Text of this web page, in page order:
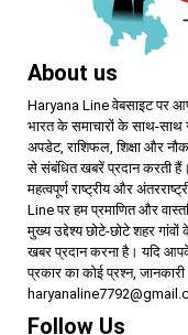
About us
Haryana Line वेबसाइट पर
भारत के समाचारों के साथ-
अपडेट, राशिफल, शिक्षा और
से संबंधित खबरें प्रदान करती
महत्वपूर्ण राष्ट्रीय और
Line पर हम प्रमाणित और
मुख्य उद्देश्य छोटे-छोटे शहर
खबर प्रदान करना है। यदि
प्रकार का कोई प्रश्न,
Follow Us